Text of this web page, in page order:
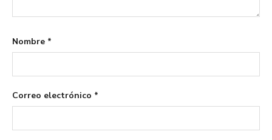
Nombre *
Correo electrónico *